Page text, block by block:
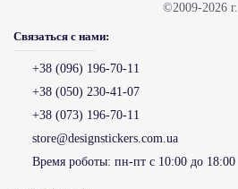
©2009-2026 г.
Связаться с нами:
+38 (096) 196-70-11
+38 (050) 230-41-07
+38 (073) 196-70-11
store@designstickers.com.ua
Время роботы: пн-пт с 10:00 до 18:00